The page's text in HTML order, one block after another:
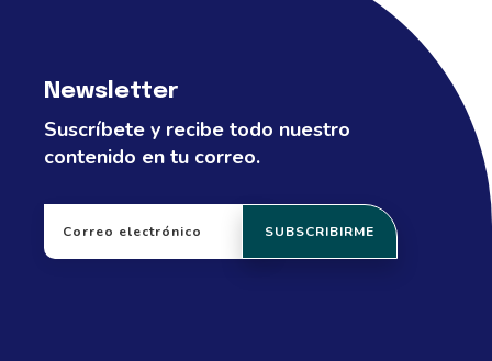
Newsletter
Suscríbete y recibe todo nuestro
contenido en tu correo.